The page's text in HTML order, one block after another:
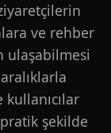
ve rehber
ulaşabilmesi
şekilde